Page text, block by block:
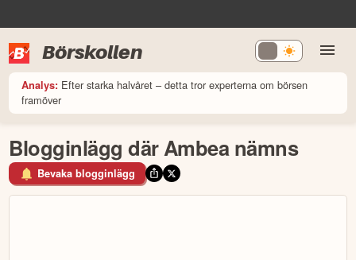
Börskollen
Analys: Efter starka halvåret – detta tror experterna om börsen
framöver
Blogginlägg där Ambea nämns
Bevaka blogginlägg